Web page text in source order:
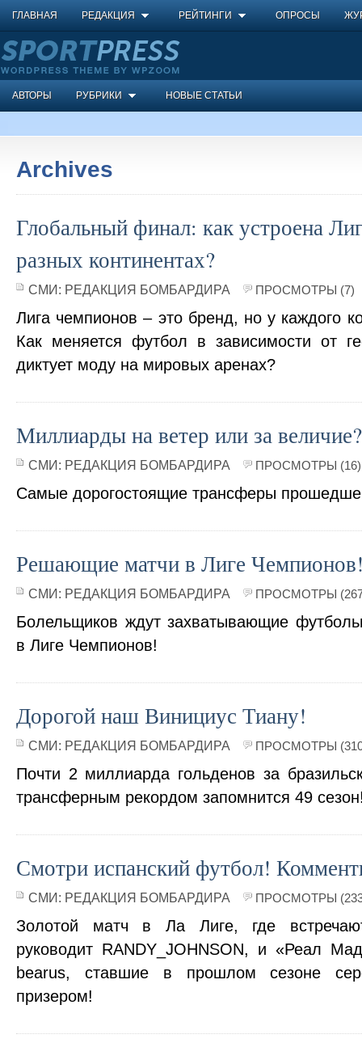
ГЛАВНАЯ РЕДАКЦИЯ РЕЙТИНГИ ОПРОСЫ
АВТОРЫ РУБРИКИ НОВЫЕ СТАТЬИ
Archives
Глобальный финал: как устроена
разных континентах?
СМИ: РЕДАКЦИЯ БОМБАРДИРА ПРОСМОТРЫ (7)
Лига чемпионов – это бренд, но у каждого
Как меняется футбол в зависимости от
диктует моду на мировых аренах?
Миллиарды на ветер или за величие?
СМИ: РЕДАКЦИЯ БОМБАРДИРА ПРОСМОТРЫ (16)
Самые дорогостоящие трансферы
Решающие матчи в Лиге
СМИ: РЕДАКЦИЯ БОМБАРДИРА ПРОСМОТРЫ
Болельщиков ждут захватывающие
в Лиге Чемпионов!
Дорогой наш Винициус Тиану!
СМИ: РЕДАКЦИЯ БОМБАРДИРА ПРОСМОТРЫ
Почти 2 миллиарда гольденов за
трансферным рекордом запомнится 49
Смотри испанский футбол!
СМИ: РЕДАКЦИЯ БОМБАРДИРА ПРОСМОТРЫ
Золотой матч в Ла Лиге, где
руководит RANDY_JOHNSON, и «Реал
bearus, ставшие в прошлом сезоне
призером!